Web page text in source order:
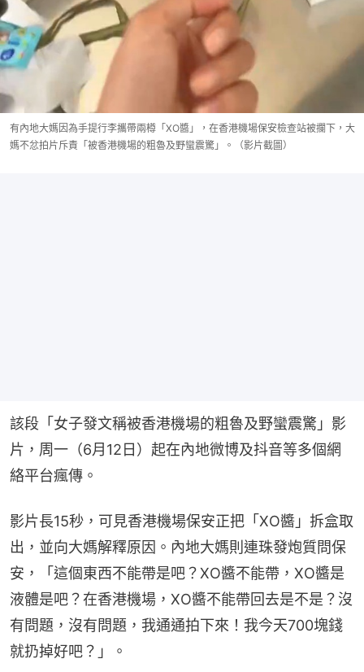
有內地大媽因為手提行李攜帶兩樽「XO醬」，在香港機場保安檢查站被攔下，大
媽不忿拍片斥責「被香港機場的粗魯及野蠻震驚」。（影片截圖）
該段「女子發文稱被香港機場的粗魯及野蠻震驚」影
片，周一（6月12日）起在內地微博及抖音等多個網
絡平台瘋傳。
影片長15秒，可見香港機場保安正把「XO醬」拆盒取
出，並向大媽解釋原因。內地大媽則連珠發炮質問保
安，「這個東西不能帶是吧？XO醬不能帶，XO醬是
液體是吧？在香港機場，XO醬不能帶回去是不是？沒
有問題，沒有問題，我通通拍下來！我今天700塊錢
就扔掉好吧？」。